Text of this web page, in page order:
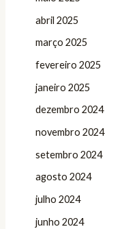
abril 2025
março 2025
fevereiro 2025
janeiro 2025
dezembro 2024
novembro 2024
setembro 2024
agosto 2024
julho 2024
junho 2024